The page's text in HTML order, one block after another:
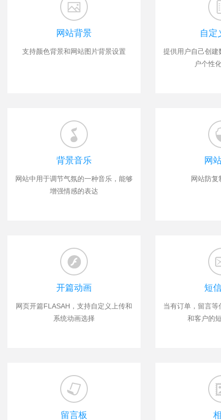
网站背景
支持颜色背景和网站图片背景设置
自定
提供用户自己创建
户个性
背景音乐
网站中用于调节气氛的一种音乐，能够
增强情感的表达
网
网站防复
开篇动画
网页开篇FLASAH，支持自定义上传和
系统动画选择
短
当有订单，留言
和客户的
留言板